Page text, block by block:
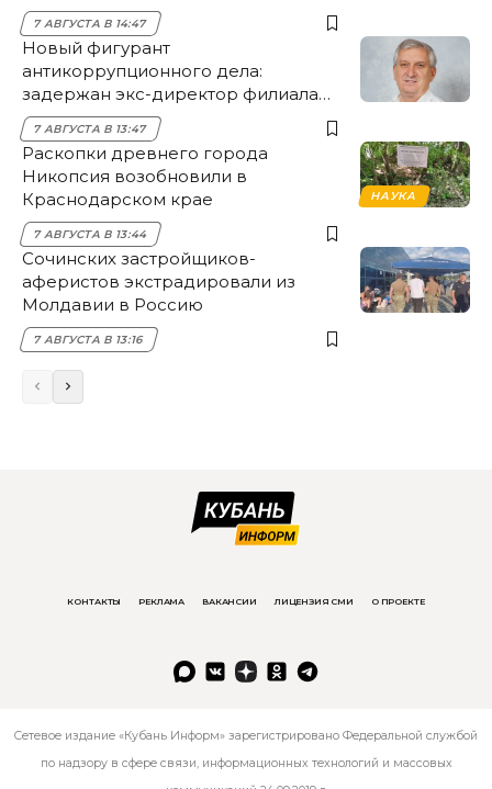
7 АВГУСТА В 14:47
Новый фигурант
антикоррупционного дела:
задержан экс-директор филиала
НЭСК Крымска
7 АВГУСТА В 13:47
НАУКА
Раскопки древнего города
Никопсия возобновили в
Краснодарском крае
7 АВГУСТА В 13:44
Сочинских застройщиков-
аферистов экстрадировали из
Молдавии в Россию
7 АВГУСТА В 13:16
КОНТАКТЫ РЕКЛАМА ВАКАНСИИ ЛИЦЕНЗИЯ СМИ О ПРОЕКТЕ
Сетевое издание «Кубань Информ» зарегистрировано Федеральной службой
по надзору в сфере связи, информационных технологий и массовых